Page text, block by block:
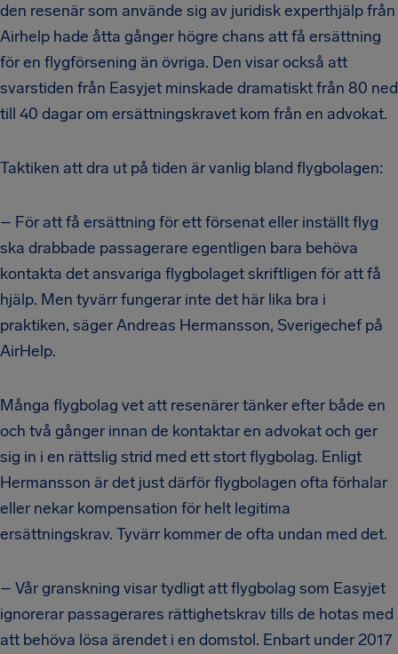
den resenär som använde sig av juridisk experthjälp från
Airhelp hade åtta gånger högre chans att få ersättning
för en flygförsening än övriga. Den visar också att
svarstiden från Easyjet minskade dramatiskt från 80 ned
till 40 dagar om ersättningskravet kom från en advokat.
Taktiken att dra ut på tiden är vanlig bland flygbolagen:
– För att få ersättning för ett försenat eller inställt flyg
ska drabbade passagerare egentligen bara behöva
kontakta det ansvariga flygbolaget skriftligen för att få
hjälp. Men tyvärr fungerar inte det här lika bra i
praktiken, säger Andreas Hermansson, Sverigechef på
AirHelp.
Många flygbolag vet att resenärer tänker efter både en
och två gånger innan de kontaktar en advokat och ger
sig in i en rättslig strid med ett stort flygbolag. Enligt
Hermansson är det just därför flygbolagen ofta förhalar
eller nekar kompensation för helt legitima
ersättningskrav. Tyvärr kommer de ofta undan med det.
– Vår granskning visar tydligt att flygbolag som Easyjet
ignorerar passagerares rättighetskrav tills de hotas med
att behöva lösa ärendet i en domstol. Enbart under 2017